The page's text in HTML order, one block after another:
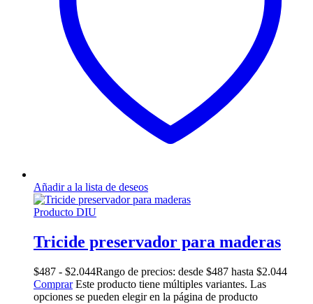
Añadir a la lista de deseos
Producto DIU
Tricide preservador para maderas
$487 - $2.044Rango de precios: desde $487 hasta $2.044
Comprar Este producto tiene múltiples variantes. Las
opciones se pueden elegir en la página de producto